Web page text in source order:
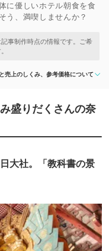
に優しいホテル朝食を食
う、満喫しませんか？
売上のしくみ、参考価格について
盛りだくさんの奈
大社。「教科書の景